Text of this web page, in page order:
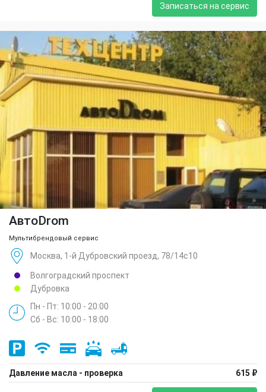
Записаться на сервис
АвтоDrom
Мультибрендовый сервис
Москва, 1-й Дубровский проезд, 78/14с10
Волгоградский проспект
Дубровка
Пн - Пт: 10:00 - 20:00
Сб - Вс: 10:00 - 18:00
Давление масла - проверка 615 ₽